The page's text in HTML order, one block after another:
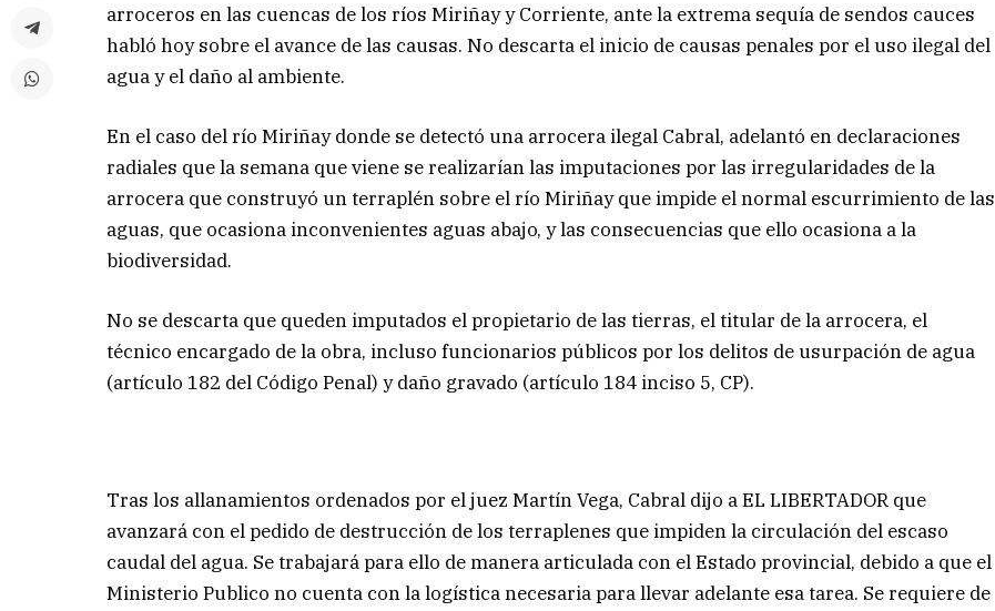
arroceros en las cuencas de los ríos Miriñay y Corriente, ante la extrema sequía de sendos cauces
habló hoy sobre el avance de las causas. No descarta el inicio de causas penales por el uso ilegal del
agua y el daño al ambiente.
En el caso del río Miriñay donde se detectó una arrocera ilegal Cabral, adelantó en declaraciones
radiales que la semana que viene se realizarían las imputaciones por las irregularidades de la
arrocera que construyó un terraplén sobre el río Miriñay que impide el normal escurrimiento de las
aguas, que ocasiona inconvenientes aguas abajo, y las consecuencias que ello ocasiona a la
biodiversidad.
No se descarta que queden imputados el propietario de las tierras, el titular de la arrocera, el
técnico encargado de la obra, incluso funcionarios públicos por los delitos de usurpación de agua
(artículo 182 del Código Penal) y daño gravado (artículo 184 inciso 5, CP).
Tras los allanamientos ordenados por el juez Martín Vega, Cabral dijo a EL LIBERTADOR que
avanzará con el pedido de destrucción de los terraplenes que impiden la circulación del escaso
caudal del agua. Se trabajará para ello de manera articulada con el Estado provincial, debido a que el
Ministerio Publico no cuenta con la logística necesaria para llevar adelante esa tarea. Se requiere de